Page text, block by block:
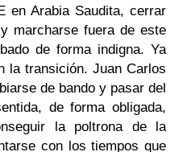
en Arabia Saudita, cerrar
marcharse fuera de este
de forma indigna. Ya
la transición. Juan Carlos
de bando y pasar del
de forma obligada,
la poltrona de la
con los tiempos que